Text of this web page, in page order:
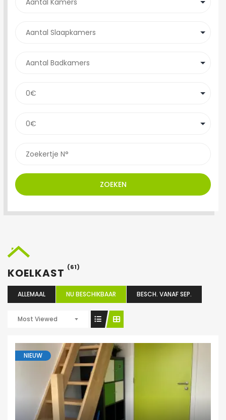
ZOEKEN
KOELKAST (61)
ALLEMAAL NU BESCHIKBAAR BESCH. VANAF SEP.
Most Viewed
NIEUW